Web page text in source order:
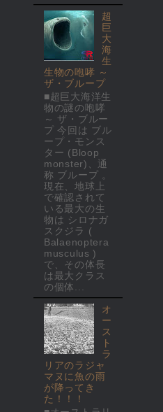
超
巨
大
海
生
生物の咆哮 ～
ザ・ブループ
■超巨大海洋生
物の謎の咆哮
～ ザ・ブルー
プ 今回は ブル
ープ・モンス
ター (Bloop
monster)、通
称 ブループ 。
現在、地球上
で確認されて
いる最大の生
物は シロナガ
スクジラ (
Balaenoptera
musculus )
で、その体長
は最大クラス
の個体...
オ
ー
ス
ト
ラ
リアのラジャ
マヌに魚の雨
が降ってき
た！！！